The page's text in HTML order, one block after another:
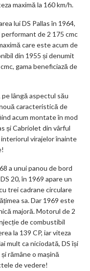
maximă la 160 km/h.
lui DS Pallas în 1964,
de 2 175 cmc
care este acum de
din 1955 și denumit
gama beneficiază de
lângă aspectul său
caracteristică de
acum montate în mod
și Cabriolet din vârful
interiorul virajelor înainte
a unui panou de bord
20, în 1969 apare un
trei cadrane circulare
sa. Dar 1969 este
majoră. Motorul de 2
de combustibil
la 139 CP, iar viteza
mult ca niciodată, DS își
rămâne o mașină
de vedere!